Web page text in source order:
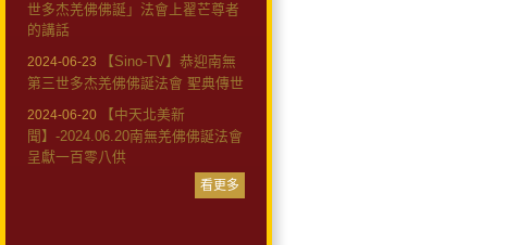
世多杰羌佛佛誕」法會上翟芒尊者
的講話
2024-06-23
【Sino-TV】恭迎南無
第三世多杰羌佛佛誕法會 聖典傳世
2024-06-20
【中天北美新
聞】-2024.06.20南無羌佛佛誕法會
呈獻一百零八供
看更多